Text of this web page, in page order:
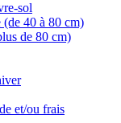
sol
(de 40 à 80 cm)
de 80 cm)
et/ou frais